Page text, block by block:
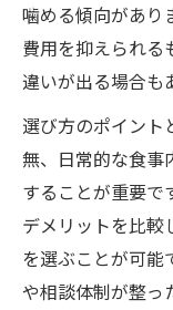
噛める傾向があり
費用を抑えられる
違いが出る場合も
選び方のポイント
無、日常的な食事
することが重要で
デメリットを比較
を選ぶことが可能
や相談体制が整っ